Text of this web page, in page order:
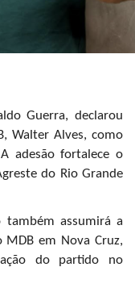
Guerra, declarou
Walter Alves, como
adesão fortalece o
do Rio Grande
assumirá a
em Nova Cruz,
do partido no